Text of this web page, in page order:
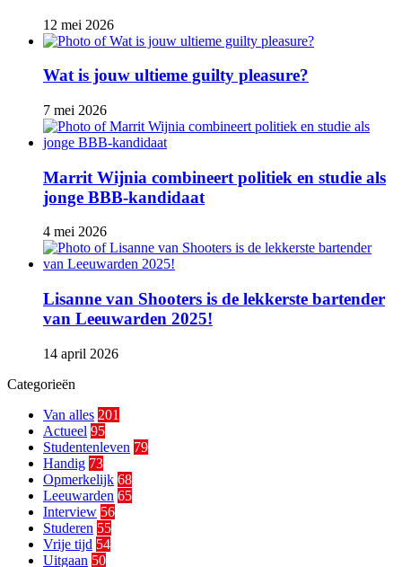
12 mei 2026
Wat is jouw ultieme guilty pleasure?
7 mei 2026
Marrit Wijnia combineert politiek en studie als
jonge BBB‑kandidaat
4 mei 2026
Lisanne van Shooters is de lekkerste bartender
van Leeuwarden 2025!
14 april 2026
Categorieën
Van alles 201
Actueel 95
Studentenleven 79
Handig 73
Opmerkelijk 68
Leeuwarden 65
Interview 56
Studeren 55
Vrije tijd 54
Uitgaan 50